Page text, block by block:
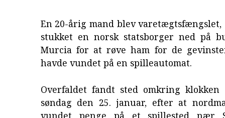
En 20-årig mand blev varetægtsfængslet,
stukket en norsk statsborger ned på
Murcia for at røve ham for de
havde vundet på en spilleautomat.
Overfaldet fandt sted omkring klokken
søndag den 25. januar, efter at